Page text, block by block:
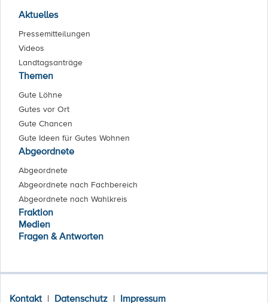
Aktuelles
Pressemitteilungen
Videos
Landtagsanträge
Themen
Gute Löhne
Gutes vor Ort
Gute Chancen
Gute Ideen für Gutes Wohnen
Abgeordnete
Abgeordnete
Abgeordnete nach Fachbereich
Abgeordnete nach Wahlkreis
Fraktion
Medien
Fragen & Antworten
Kontakt | Datenschutz | Impressum